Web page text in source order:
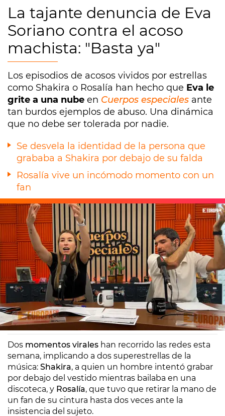
La tajante denuncia de Eva
Soriano contra el acoso
machista: "Basta ya"
Los episodios de acosos vividos por estrellas
como Shakira o Rosalía han hecho que Eva le
grite a una nube en Cuerpos especiales ante
tan burdos ejemplos de abuso. Una dinámica
que no debe ser tolerada por nadie.
Se desvela la identidad de la persona que
grababa a Shakira por debajo de su falda
Rosalía vive un incómodo momento con un
fan
Europa FM
Madrid 19/09/2024 09:30
Dos momentos virales han recorrido las redes esta
semana, implicando a dos superestrellas de la
música: Shakira, a quien un hombre intentó grabar
por debajo del vestido mientras bailaba en una
discoteca, y Rosalía, que tuvo que retirar la mano de
un fan de su cintura hasta dos veces ante la
insistencia del sujeto.